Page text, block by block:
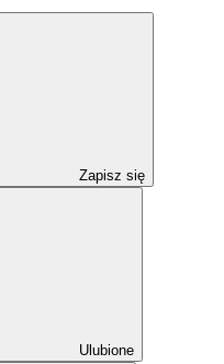
Zapisz się
Ulubione